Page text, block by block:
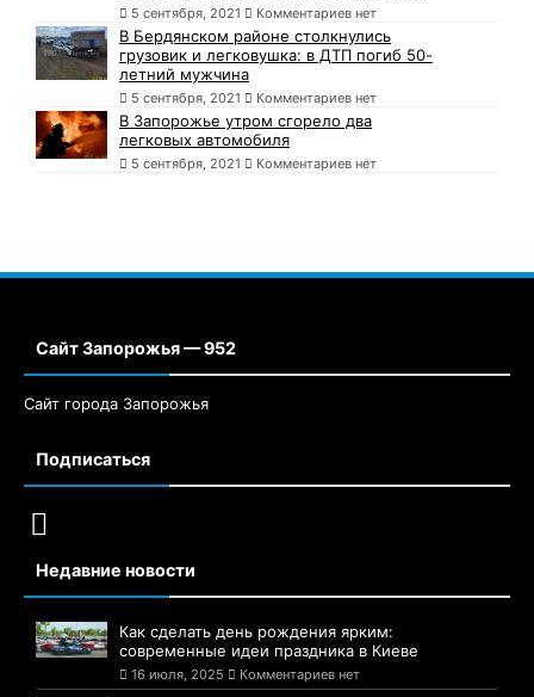
5 сентября, 2021 Комментариев нет
В Бердянском районе столкнулись
грузовик и легковушка: в ДТП погиб 50-
летний мужчина
5 сентября, 2021 Комментариев нет
В Запорожье утром сгорело два
легковых автомобиля
5 сентября, 2021 Комментариев нет
Сайт Запорожья — 952
Сайт города Запорожья
Подписаться
Недавние новости
Как сделать день рождения ярким:
современные идеи праздника в Киеве
16 июля, 2025 Комментариев нет